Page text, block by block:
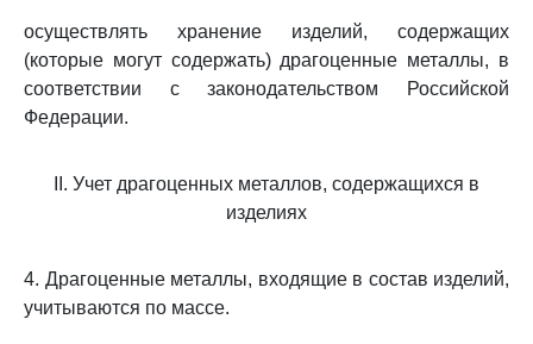
осуществлять хранение изделий, содержащих
(которые могут содержать) драгоценные металлы, в
соответствии с законодательством Российской
Федерации.
II. Учет драгоценных металлов, содержащихся в
изделиях
4. Драгоценные металлы, входящие в состав изделий,
учитываются по массе.